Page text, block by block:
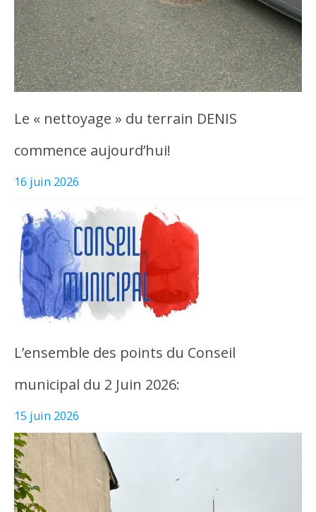
Le « nettoyage » du terrain DENIS
commence aujourd’hui!
16 juin 2026
L’ensemble des points du Conseil
municipal du 2 Juin 2026:
15 juin 2026